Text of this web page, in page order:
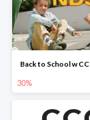
Back to School w
30%